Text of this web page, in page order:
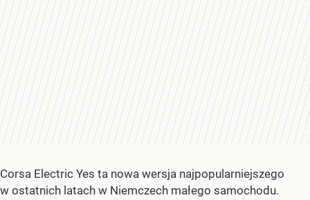
Corsa Electric Yes ta nowa wersja najpopularniejszego
w ostatnich latach w Niemczech małego samochodu.